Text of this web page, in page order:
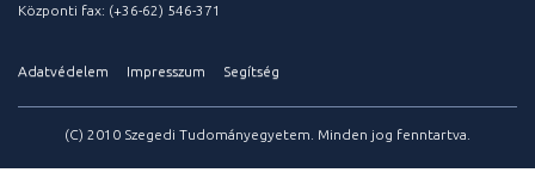
Központi fax: (+36-62) 546-371
Adatvédelem Impresszum Segítség
(C) 2010 Szegedi Tudományegyetem. Minden jog fenntartva.